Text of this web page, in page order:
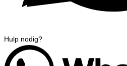
Hulp nodig?